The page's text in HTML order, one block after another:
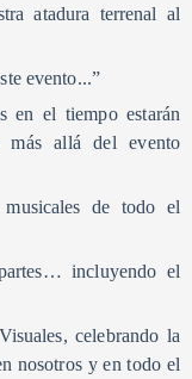
atadura terrenal al
evento...”
en el tiempo estarán
más allá del evento
musicales de todo el
incluyendo el
celebrando la
nosotros y en todo el